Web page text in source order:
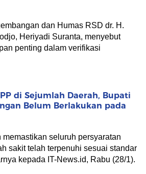
dan Humas RSD dr. H.
Heriyadi Suranta, menyebut
penting dalam verifikasi
di Sejumlah Daerah, Bupati
Belum Berlakukan pada
memastikan seluruh persyaratan
sakit telah terpenuhi sesuai standar
kepada IT-News.id, Rabu (28/1).